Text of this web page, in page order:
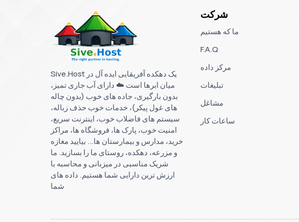
Sive.Host یک دهکده آفریقایی ایده آل در
میان ابرها است ☁️ دارای آب جاری تمیز،
بدون بارگیری، جاده های خوب (بدون چاله
های غول پیکر)، خدمات خوب حذف زباله،
سیستم های فاضلاب خوب، اینترنت سریع،
امنیت خوب، پارک ها، فروشگاه ها، مراکز
خرید، مدارس و بیمارستان ها... بیایید مغازه
و مزرعه، دهکده، روستای ما را بسازید. ما
شریک مناسبی در میزبانی و محاسبه با
ارزش ترین دارایی شما هستیم. داده های
شما
شرکت
ما که هستیم
F.A.Q
مرکز داده
تبلیغات
مشاغل
ساعات کار